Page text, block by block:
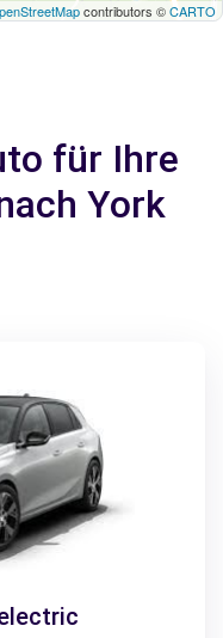
contributors ©CARTO
für Ihre
York